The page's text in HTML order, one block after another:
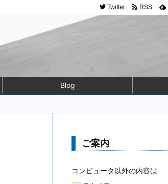
Blog
Twitter RSS
ご案内
コンピュータ以外の内容は